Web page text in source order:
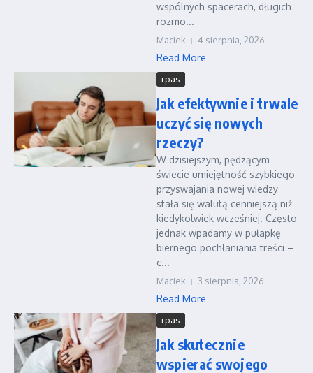
wspólnych spacerach, długich
rozmo...
Maciek 4 sierpnia, 2026
Read More
rpas
Jak efektywnie i trwale
uczyć się nowych
rzeczy?
W dzisiejszym, pędzącym
świecie umiejętność szybkiego
przyswajania nowej wiedzy
stała się walutą cenniejszą niż
kiedykolwiek wcześniej. Często
jednak wpadamy w pułapkę
biernego pochłaniania treści –
c...
Maciek 3 sierpnia, 2026
Read More
rpas
Jak skutecznie
wspierać swojego